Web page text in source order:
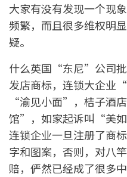
大家有没有发现一个现
频繁，而且很多维权明
疑。
什么英国“东尼”公司
发店商标，连锁大企业
“渝见小面”，桔子酒
馆”，如家起诉叫“美
连锁企业一旦注册了商
字和图案，否则，对八
赔，俨然已经成了很多